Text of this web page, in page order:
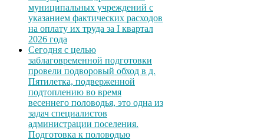
муниципальных учреждений с
указанием фактических расходов
на оплату их труда за I квартал
2026 года
Сегодня с целью
заблаговременной подготовки
провели подворовый обход в д.
Пятилетка, подверженной
подтоплению во время
весеннего половодья, это одна из
задач специалистов
администрации поселения.
Подготовка к половодью